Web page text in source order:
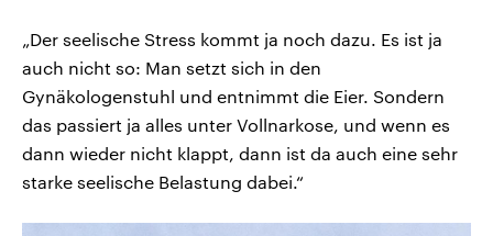
„Der seelische Stress kommt ja noch dazu. Es ist ja
auch nicht so: Man setzt sich in den
Gynäkologenstuhl und entnimmt die Eier. Sondern
das passiert ja alles unter Vollnarkose, und wenn es
dann wieder nicht klappt, dann ist da auch eine sehr
starke seelische Belastung dabei.“